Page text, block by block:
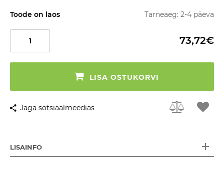
Toode on laos Tarneaeg: 2-4 päeva
73,72€
LISA OSTUKORVI
Jaga sotsiaalmeedias
LISAINFO